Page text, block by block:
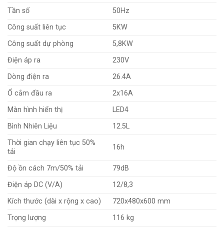
Tần số
50Hz
Công suất liên tục
5KW
Công suất dự phòng
5,8KW
Điện áp ra
230V
Dòng điện ra
26.4A
Ổ cắm đầu ra
2x16A
Màn hình hiển thị
LED4
Bình Nhiên Liệu
12.5L
Thời gian chạy liên tục 50%
tải
16h
Độ ồn cách 7m/50% tải
79dB
Điện áp DC (V/A)
12/8,3
Kích thước (dài x rộng x cao)
720x480x600 mm
Trọng lượng
116 kg